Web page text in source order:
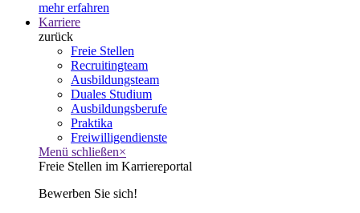
mehr erfahren
Karriere
zurück
Freie Stellen
Recruitingteam
Ausbildungsteam
Duales Studium
Ausbildungsberufe
Praktika
Freiwilligendienste
Menü schließen×
Freie Stellen im Karriereportal
Bewerben Sie sich!